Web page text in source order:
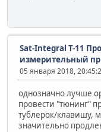
Sat-Integral T-11
измерительный
05 января 2018,
однозначно лучше
провести "тюнинг"
тублерок/клавишу,
значительно